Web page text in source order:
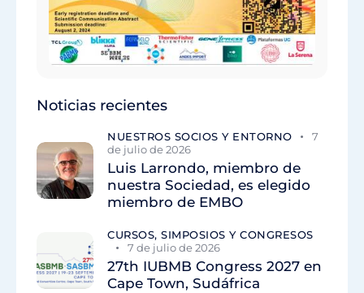
Noticias recientes
NUESTROS SOCIOS Y ENTORNO
7
de julio de 2026
Luis Larrondo, miembro de
nuestra Sociedad, es elegido
miembro de EMBO
CURSOS, SIMPOSIOS Y CONGRESOS
7 de julio de 2026
27th IUBMB Congress 2027 en
Cape Town, Sudáfrica